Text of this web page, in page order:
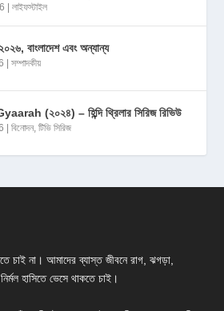
|লাইফস্টাইল
২০২৬, বাংলাদেশ এবং অন্যান্য
|সম্পাদকীয়
(২০২৪) – হিন্দি থ্রিলার সিরিজ রিভিউ
|বিনোদন,টিভি সিরিজ
চাই না। আমাদের ব্যাস্ত জীবনে রাগ, ঝগড়া,
হাসিতে ভেসে থাকতে চাই।